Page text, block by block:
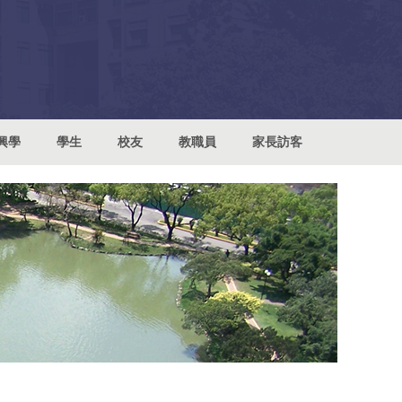
學 學生 校友 教職員 家長訪客